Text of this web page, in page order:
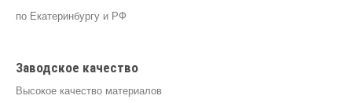
по Екатеринбургу и РФ
Заводское качество
Высокое качество материалов